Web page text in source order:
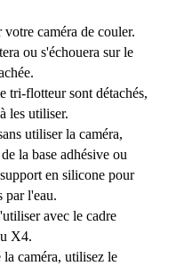
caméra de couler.
ou s'échouera sur le
tri-flotteur sont détachés,
les utiliser.
utiliser la caméra,
la base adhésive ou
en silicone pour
par l'eau.
avec le cadre
X4.
caméra, utilisez le